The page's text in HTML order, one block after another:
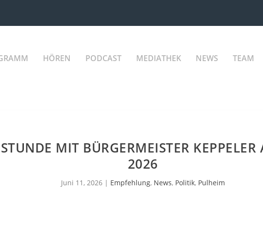
HÖREN PODCAST MEDIATHEK NEWS TEAM
MIT BÜRGERMEISTER
2026
Juni 11, 2026| Empfehlung, News, Politik, Pulheim